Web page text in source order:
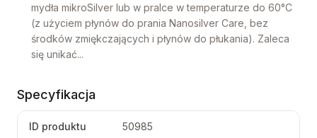
mydła mikroSilver lub w pralce w temperaturze do 60°C
(z użyciem płynów do prania Nanosilver Care, bez
środków zmiękczających i płynów do płukania). Zaleca
się unikać...
Specyfikacja
ID produktu 50985